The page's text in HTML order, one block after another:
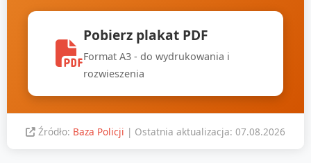
Pobierz plakat PDF
Format A3 - do wydrukowania i
rozwieszenia
Źródło: Baza Policji | Ostatnia aktualizacja: 07.08.2026